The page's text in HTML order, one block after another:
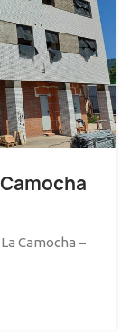
Camocha –